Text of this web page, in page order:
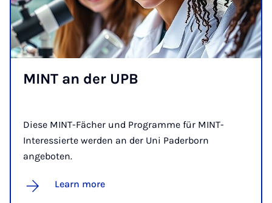
MINT an der UPB
Diese MINT-Fächer und Programme für MINT-
Interessierte werden an der Uni Paderborn
angeboten.
Learn more